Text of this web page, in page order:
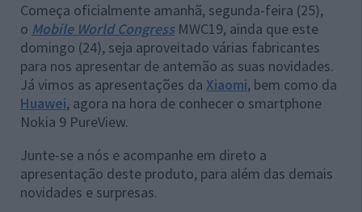
Começa oficialmente amanhã, segunda-feira (25),
o Mobile World Congress MWC19, ainda que este
domingo (24), seja aproveitado várias fabricantes
para nos apresentar de antemão as suas novidades.
Já vimos as apresentações da Xiaomi, bem como da
Huawei, agora na hora de conhecer o smartphone
Nokia 9 PureView.
Junte-se a nós e acompanhe em direto a
apresentação deste produto, para além das demais
novidades e surpresas.